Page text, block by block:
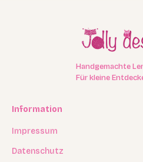
Handgemachte
Für kleine
Information
Impressum
Datenschutz